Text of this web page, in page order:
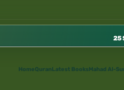
25
HomeQuranLatest BooksMahad Al-